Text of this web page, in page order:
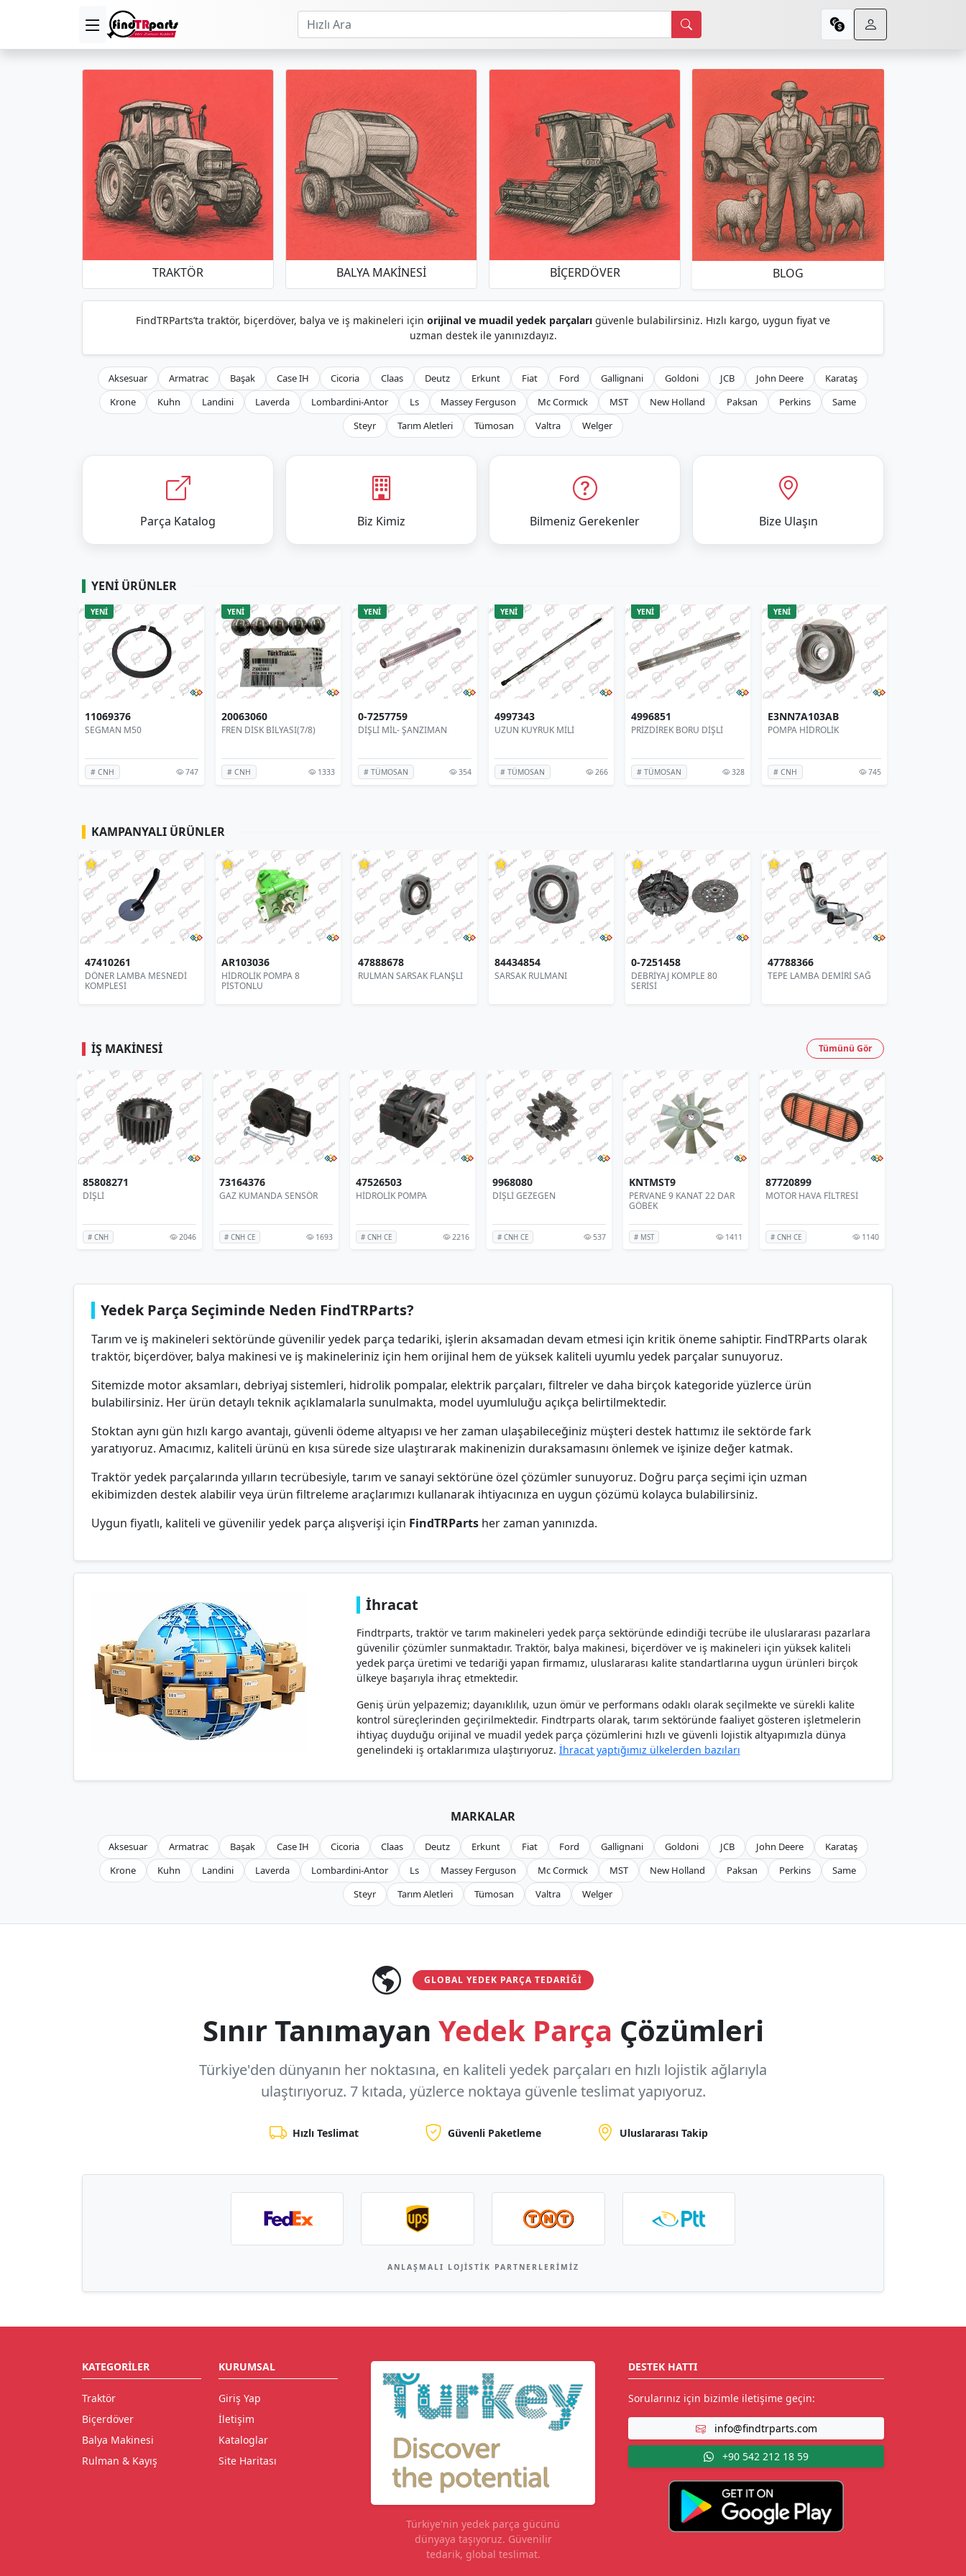
TRAKTÖR BALYA MAKINESI BIÇERDÖVER BLOG
FindTRParts’ta traktör, biçerdöver, balya ve iş makineleri için orijinal ve muadil yedek parçaları güvenle bulabilirsiniz. Hızlı kargo, uygun fiyat ve
uzman destek ile yanınızdayız.
Aksesuar Armatrac Başak Case IH Cicoria Claas Deutz Erkunt Fiat Ford Gallignani Goldoni JCB John Deere
Karataş
Krone
Kuhn Landini Laverda Lombardini-Antor Ls Massey Ferguson Mc Cormıck MST New Holland Paksan Perkins
Same
Steyr
Tarım Aletleri Tümosan Valtra Welger
Parça Katalog Biz Kimiz Bilmeniz Gerekenler Bize Ulaşın
YENI ÜRÜNLER
YENİ
11069376
SEGMAN M50
# CNH 747
YENİ
20063060
FREN DİSK BİLYASI(7/8)
# CNH 1333
YENİ
0-7257759
DİŞLİ MİL- ŞANZIMAN
# TÜMOSAN 354
YENİ
4997343
UZUN KUYRUK MİLİ
# TÜMOSAN 266
YENİ
4996851
PRİZDİREK BORU DİŞLİ
# TÜMOSAN 328
YENİ
E3NN7A103AB
POMPA HİDROLİK
# CNH 745
KAMPANYALI ÜRÜNLER
⭐
47410261
DÖNER LAMBA MESNEDİ
KOMPLESİ
⭐
AR103036
HİDROLİK POMPA 8
PİSTONLU
⭐
47888678
RULMAN SARSAK FLANŞLI
⭐
84434854
SARSAK RULMANI
⭐
0-7251458
DEBRİYAJ KOMPLE 80
SERİSİ
⭐
47788366
TEPE LAMBA DEMİRİ SAĞ
İŞ MAKINESI Tümünü Gör
85808271
DİŞLİ
# CNH 2046
73164376
GAZ KUMANDA SENSÖR
# CNH CE 1693
47526503
HİDROLİK POMPA
# CNH CE 2216
9968080
DİŞLİ GEZEGEN
# CNH CE 537
KNTMST9
PERVANE 9 KANAT 22 DAR
GÖBEK
# MST 1411
87720899
MOTOR HAVA FİLTRESİ
# CNH CE 1140
Yedek Parça Seçiminde Neden FindTRParts?
Tarım ve iş makineleri sektöründe güvenilir yedek parça tedariki, işlerin aksamadan devam etmesi için kritik öneme sahiptir. FindTRParts olarak
traktör, biçerdöver, balya makinesi ve iş makineleriniz için hem orijinal hem de yüksek kaliteli uyumlu yedek parçalar sunuyoruz.
Sitemizde motor aksamları, debriyaj sistemleri, hidrolik pompalar, elektrik parçaları, filtreler ve daha birçok kategoride yüzlerce ürün
bulabilirsiniz. Her ürün detaylı teknik açıklamalarla sunulmakta, model uyumluluğu açıkça belirtilmektedir.
Stoktan aynı gün hızlı kargo avantajı, güvenli ödeme altyapısı ve her zaman ulaşabileceğiniz müşteri destek hattımız ile sektörde fark
yaratıyoruz. Amacımız, kaliteli ürünü en kısa sürede size ulaştırarak makinenizin duraksamasını önlemek ve işinize değer katmak.
Traktör yedek parçalarında yılların tecrübesiyle, tarım ve sanayi sektörüne özel çözümler sunuyoruz. Doğru parça seçimi için uzman
ekibimizden destek alabilir veya ürün filtreleme araçlarımızı kullanarak ihtiyacınıza en uygun çözümü kolayca bulabilirsiniz.
Uygun fiyatlı, kaliteli ve güvenilir yedek parça alışverişi için FindTRParts her zaman yanınızda.
İhracat
Findtrparts, traktör ve tarım makineleri yedek parça sektöründe edindiği tecrübe ile uluslararası pazarlara
güvenilir çözümler sunmaktadır. Traktör, balya makinesi, biçerdöver ve iş makineleri için yüksek kaliteli
yedek parça üretimi ve tedariği yapan firmamız, uluslararası kalite standartlarına uygun ürünleri birçok
ülkeye başarıyla ihraç etmektedir.
Geniş ürün yelpazemiz; dayanıklılık, uzun ömür ve performans odaklı olarak seçilmekte ve sürekli kalite
kontrol süreçlerinden geçirilmektedir. Findtrparts olarak, tarım sektöründe faaliyet gösteren işletmelerin
ihtiyaç duyduğu orijinal ve muadil yedek parça çözümlerini hızlı ve güvenli lojistik altyapımızla dünya
genelindeki iş ortaklarımıza ulaştırıyoruz. İhracat yaptığımız ülkelerden bazıları
MARKALAR
Aksesuar Armatrac Başak Case IH Cicoria Claas Deutz Erkunt Fiat Ford Gallignani Goldoni JCB John Deere
Karataş
Krone
Kuhn Landini Laverda Lombardini-Antor Ls Massey Ferguson Mc Cormıck MST New Holland Paksan Perkins
Same
Steyr
Tarım Aletleri Tümosan Valtra Welger
GLOBAL YEDEK PARÇA TEDARIĞI
Sınır Tanımayan Yedek Parça Çözümleri
Türkiye'den dünyanın her noktasına, en kaliteli yedek parçaları en hızlı lojistik ağlarıyla
ulaştırıyoruz. 7 kıtada, yüzlerce noktaya güvenle teslimat yapıyoruz.
Hızlı Teslimat Güvenli Paketleme Uluslararası Takip
ANLAŞMALI LOJISTIK PARTNERLERIMIZ
KATEGORILER
Traktör
Biçerdöver
Balya Makinesi
Rulman & Kayış
KURUMSAL
Giriş Yap
İletişim
Kataloglar
Site Haritası
Türkiye'nin yedek parça gücünü
dünyaya taşıyoruz. Güvenilir
tedarik, global teslimat.
DESTEK HATTI
Sorularınız için bizimle iletişime geçin:
info@findtrparts.com
+90 542 212 18 59